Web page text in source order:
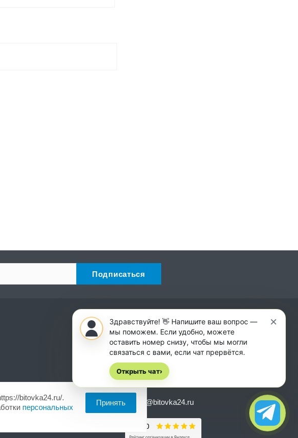
Наши контакты
+7 (958) 538-40-06
Пн. – Сб.: с 8:00 до 18:00
Нальчик, Абидова, 10.
zakaz@bitovka24.ru
bitovka24.ru/.
персональных
Принять
×
Здравствуйте! 👋 Напишите ваш вопрос —
мы поможем. Если удобно, можете
оставить номер снизу, чтобы мы могли
связаться с вами, если чат прервётся.
Открыть чат›